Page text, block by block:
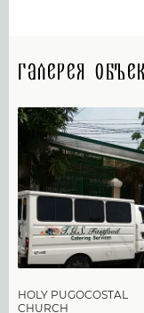
Галерея
HOLY PUGOCOSTAL
CHURCH